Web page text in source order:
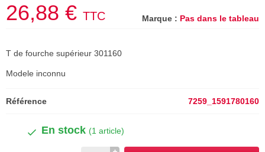
Marque : Pas dans le tableau
26,88 € TTC
T de fourche supérieur 301160
Modele inconnu
Référence 7259_1591780160
En stock (1 article)